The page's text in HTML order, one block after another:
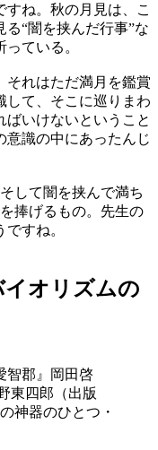
ね。秋の月見は、こ
“闇を挟んだ行事”な
ている。
それはただ満月を鑑賞
して、そこに巡りまわ
ばいけないということ
意識の中にあったんじ
して闇を挟んで満ち
捧げるもの。先生の
すね。
イオリズムの
郡』岡田啓
東四郎（出版
神器のひとつ・